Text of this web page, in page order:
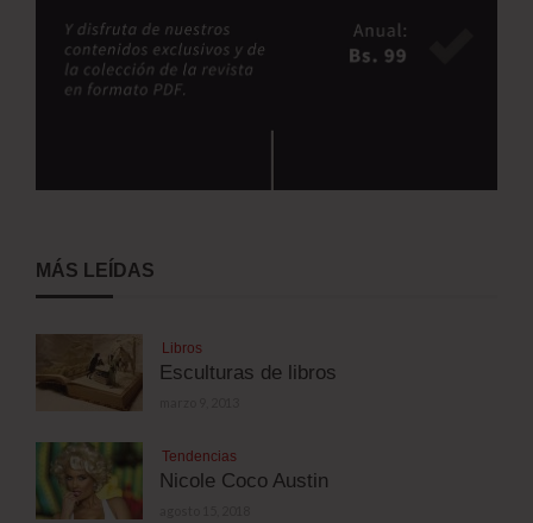
MÁS LEÍDAS
Libros
Esculturas de libros
Tendencias
Nicole Coco Austin